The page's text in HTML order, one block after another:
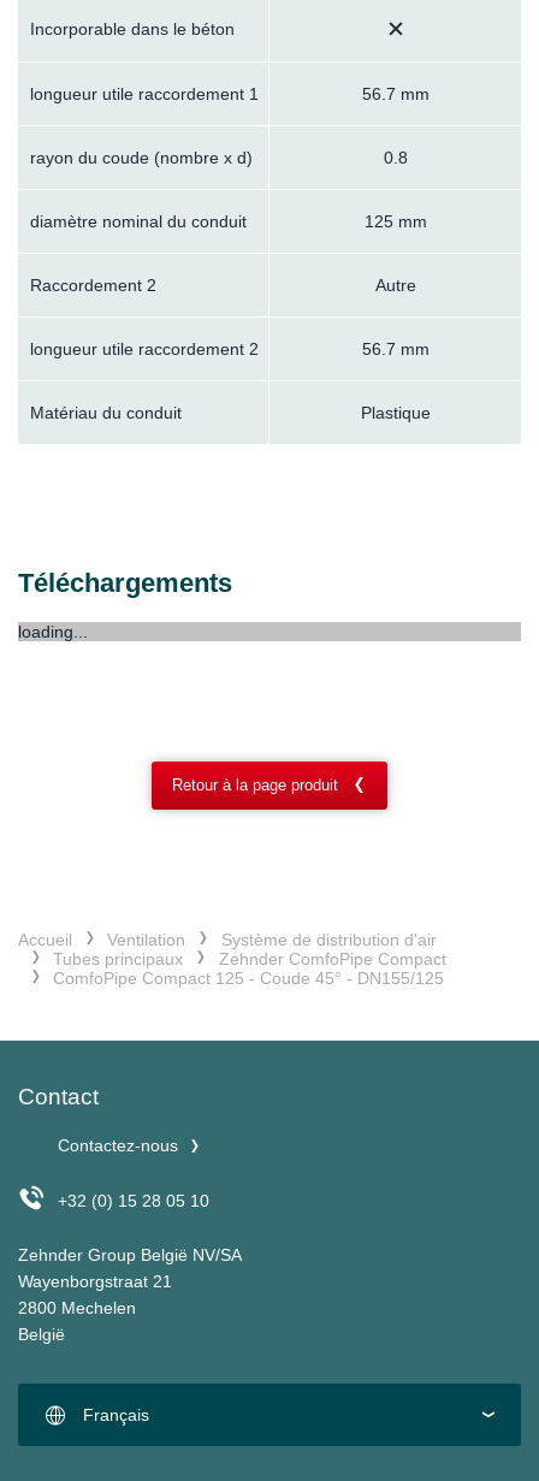
Incorporable dans le béton
longueur utile raccordement 1 56.7 mm
rayon du coude (nombre x d) 0.8
diamètre nominal du conduit 125 mm
Raccordement 2 Autre
longueur utile raccordement 2 56.7 mm
Matériau du conduit Plastique
Téléchargements
loading...
Retour à la page produit
Accueil Ventilation
Système de distribution d'air
Tubes principaux
Zehnder ComfoPipe Compact
ComfoPipe Compact 125 - Coude 45° - DN155/125
Contact
Contactez-nous
+32 (0) 15 28 05 10
Zehnder Group België NV/SA
Wayenborgstraat 21
2800 Mechelen
België
Français